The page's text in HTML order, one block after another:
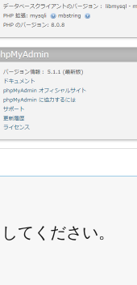
てください。